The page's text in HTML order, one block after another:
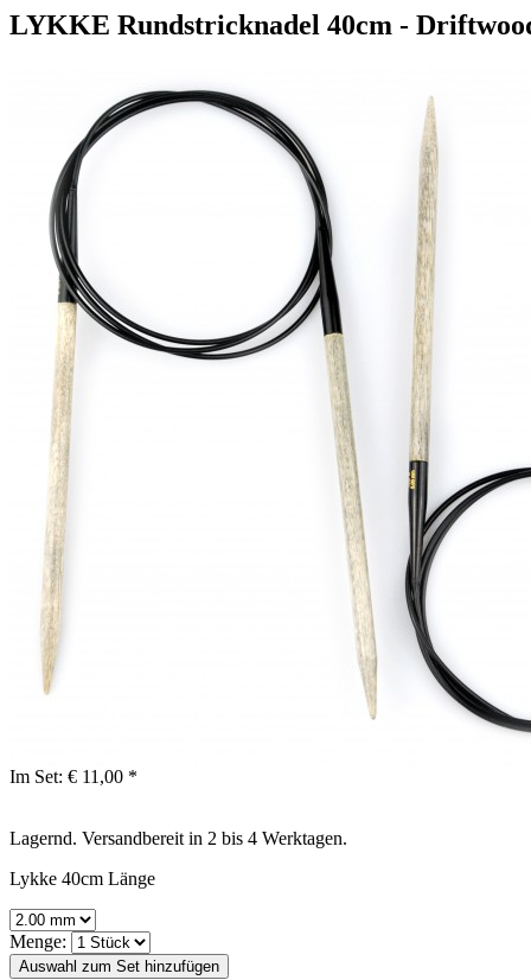
LYKKE Rundstricknadel 40cm -
Im Set: € 11,00 *
Lagernd. Versandbereit in 2 bis 4 Werktagen.
Lykke 40cm Länge
Menge: